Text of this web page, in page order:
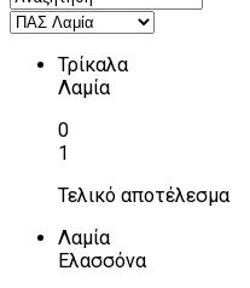
Τρίκαλα
Λαμία
0
1
Τελικό αποτέλεσμα
Λαμία
Ελασσόνα